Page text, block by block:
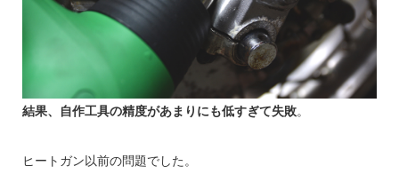
結果、自作工具の精度があまりにも低すぎて失敗。
ヒートガン以前の問題でした。